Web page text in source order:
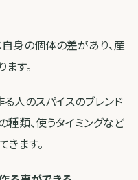
身の個体の差があり、産
す。
る人のスパイスのブレンド
種類、使うタイミングなど
きます。